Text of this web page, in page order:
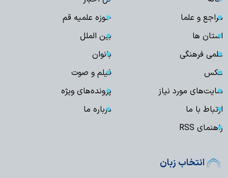
مراجع و علما
حوزه علمیه قم
استان ها
بین الملل
علمی فرهنگی
بانوان
عکس
فیلم و صوت
سایت‌های مورد نیاز
پرونده‌های ویژه
ارتباط با ما
درباره ما
راهنمای RSS
انتخاب زبان